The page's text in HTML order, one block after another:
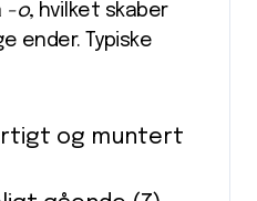
-o, hvilket skaber
ender. Typiske
og muntert